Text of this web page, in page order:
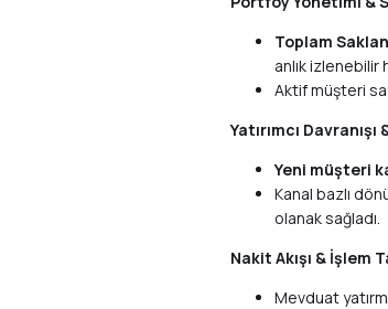
Toplam
anlık izlenebilir
Aktif müşteri
Yatırımcı
Yeni müşteri
Kanal bazlı
olanak sağladı.
Nakit Akışı & İşlem
Mevduat